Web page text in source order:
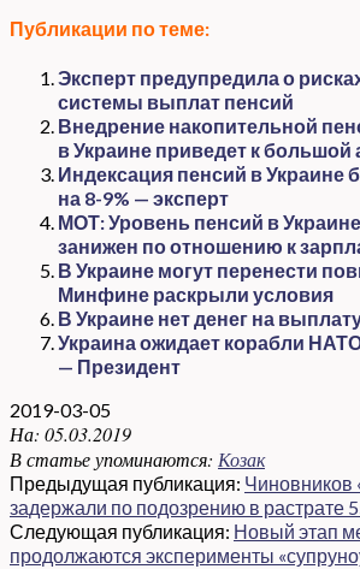
Публикации по теме:
Эксперт предупредила о
системы выплат пенсий
Внедрение накопительной
в Украине приведет к большой
Индексация пенсий в Украине
на 8-9% — эксперт
МОТ: Уровень пенсий в
занижен по отношению к
В Украине могут перенести
Минфине раскрыли условия
В Украине нет денег на
Украина ожидает корабли
— Президент
2019-03-05
На: 05.03.2019
В статье упоминаются: Козак
Предыдущая публикация: Чиновников
задержали по подозрению в растрате
Следующая публикация: Новый этап
продолжаются эксперименты